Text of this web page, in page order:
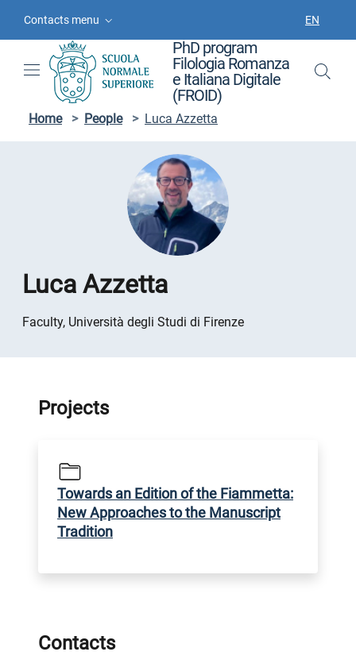
Contacts menu EN
PhD program
Filologia Romanza
e Italiana Digitale
(FROID)
Home > People > Luca Azzetta
Luca Azzetta
Faculty, Università degli Studi di Firenze
Projects
Towards an Edition of the Fiammetta:
New Approaches to the Manuscript
Tradition
Contacts